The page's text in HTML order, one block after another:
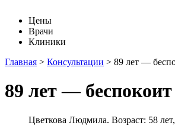
Цены
Врачи
Клиники
Главная > Консультации > 89 лет —
89 лет —
Цветкова Людмила. Возраст: 58